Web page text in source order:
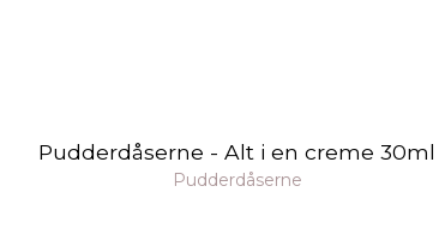
Pudderdåserne - Alt i en creme 30ml
Pudderdåserne